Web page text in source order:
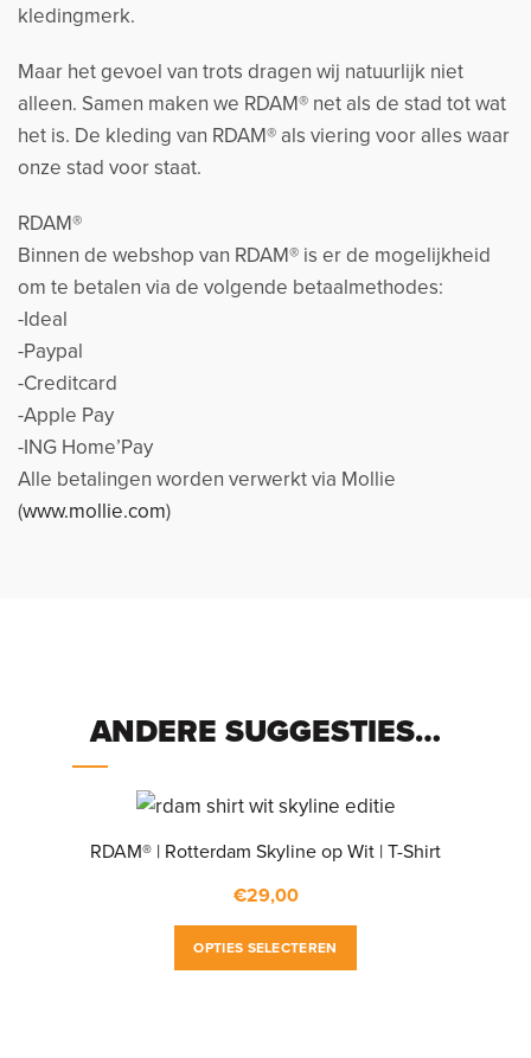
kledingmerk.
Maar het gevoel van trots dragen wij natuurlijk niet
alleen. Samen maken we RDAM® net als de stad tot wat
het is. De kleding van RDAM® als viering voor alles waar
onze stad voor staat.
RDAM®
Binnen de webshop van RDAM® is er de mogelijkheid
om te betalen via de volgende betaalmethodes:
-Ideal
-Paypal
-Creditcard
-Apple Pay
-ING Home’Pay
Alle betalingen worden verwerkt via Mollie
(www.mollie.com)
ANDERE SUGGESTIES…
RDAM® | Rotterdam Skyline op Wit | T-Shirt
€29,00
OPTIES SELECTEREN
product